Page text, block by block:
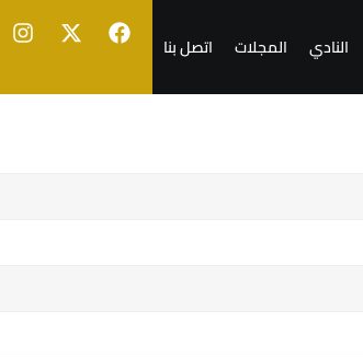
النادي المجلات اتصل بنا